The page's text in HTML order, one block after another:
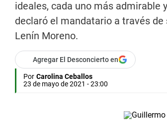
ideales, cada uno más admirable
declaró el mandatario a través
Lenín Moreno.
Agregar El Desconcierto en
Por Carolina Ceballos
23 de mayo de 2021 - 23:00